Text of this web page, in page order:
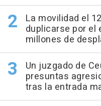
La movilidad el
duplicarse por el
millones de
Un juzgado de
presuntas
tras la entrada